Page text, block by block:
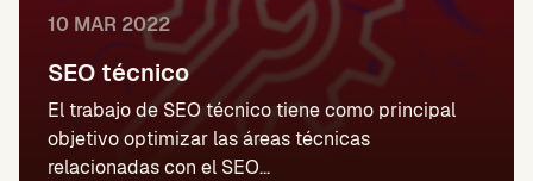
10 MAR 2022
SEO técnico
El trabajo de SEO técnico tiene como principal
objetivo optimizar las áreas técnicas
relacionadas con el SEO...